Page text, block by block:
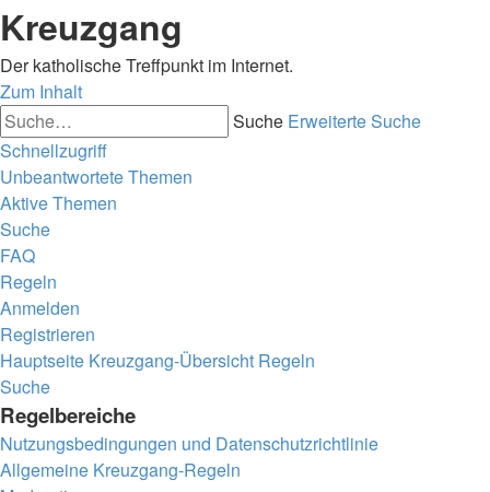
Kreuzgang
Der katholische Treffpunkt im Internet.
Zum Inhalt
Suche Erweiterte Suche
Schnellzugriff
Unbeantwortete Themen
Aktive Themen
Suche
FAQ
Regeln
Anmelden
Registrieren
Hauptseite Kreuzgang-Übersicht Regeln
Suche
Regelbereiche
Nutzungsbedingungen und Datenschutzrichtlinie
Allgemeine Kreuzgang-Regeln